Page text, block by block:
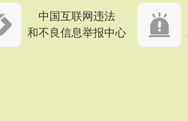
中国互联网违法
和不良信息举报中心